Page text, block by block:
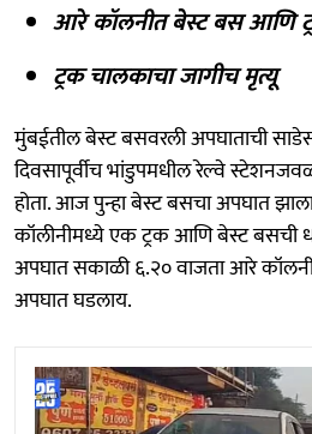
आरे कॉलनीत बेस्ट बस आणि
ट्रक चालकाचा जागीच मृत्यू
मुंबईतील बेस्ट बसवरली अपघाताची
दिवसापूर्वीच भांडुपमधील रेल्वे
होता. आज पुन्हा बेस्ट बसचा अपघात
कॉलीनीमध्ये एक ट्रक आणि बेस्ट बसची
अपघात सकाळी ६.२० वाजता आरे
अपघात घडलाय.